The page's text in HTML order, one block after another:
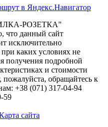
в Яндекс.Навигатор
РОЗЕТКА"
что данный сайт
исключительно
каких условиях не
получения подробной
и стоимости
пожалуйста, обращайтесь к
+38 (071) 317-04-94
59
сайта